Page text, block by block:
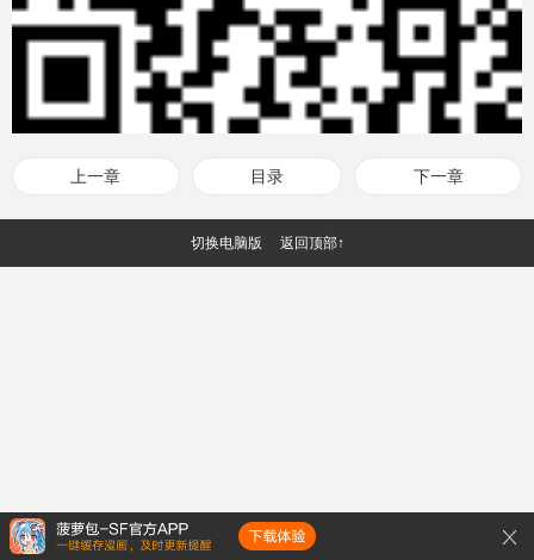
上一章 目录 下一章
切换电脑版 返回顶部↑